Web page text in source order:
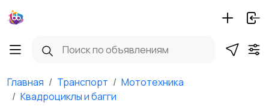
Главная Транспорт
Мототехника
Квадроциклы и багги